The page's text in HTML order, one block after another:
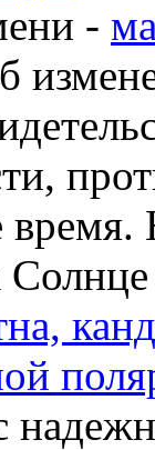
-
время.